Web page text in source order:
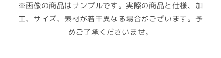
※画像の商品はサンプルです。実際の商品と仕様、加
工、サイズ、素材が若干異なる場合がございます。予
めご了承くださいませ。